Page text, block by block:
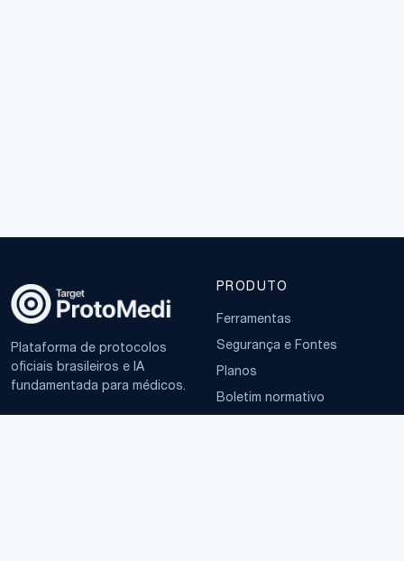
Plataforma de protocolos
oficiais brasileiros e IA
fundamentada para médicos.
PRODUTO
Ferramentas
Segurança e Fontes
Planos
Boletim normativo